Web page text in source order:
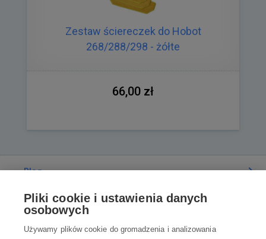
Zestaw ściereczek do Hobot
268/288/298 - żółte
66,00 zł
Blog
Poradnia
Pliki cookie i ustawienia danych
osobowych
Używamy plików cookie do gromadzenia i analizowania